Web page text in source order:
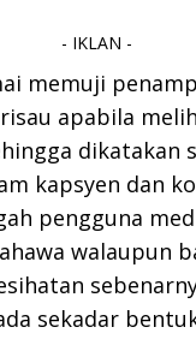
- IKLAN -
memuji
apabila
dikatakan
kapsyen dan
pengguna
walaupun
sekadar